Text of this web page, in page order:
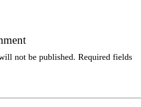
not be published. Required fields